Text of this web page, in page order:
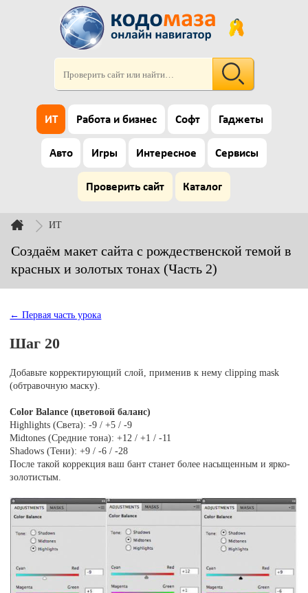
ИТ Работа и бизнес Софт Гаджеты
Авто Игры Интересное Сервисы
Проверить сайт Каталог
ИТ
Создаём макет сайта с рождественской темой в
красных и золотых тонах (Часть 2)
← Первая часть урока
Шаг 20
Добавьте корректирующий слой, применив к нему clipping mask
(обтравочную маску).
Color Balance (цветовой баланс)
Highlights (Света): -9 / +5 / -9
Midtones (Средние тона): +12 / +1 / -11
Shadows (Тени): +9 / -6 / -28
После такой коррекция ваш бант станет более насыщенным и ярко-
золотистым.